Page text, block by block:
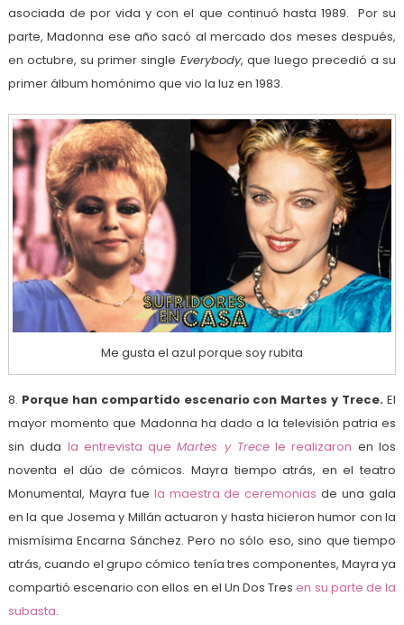
asociada de por vida y con el que continuó hasta 1989. Por su
parte, Madonna ese año sacó al mercado dos meses después,
en octubre, su primer single Everybody, que luego precedió a su
primer álbum homónimo que vio la luz en 1983.
Me gusta el azul porque soy rubita
8. Porque han compartido escenario con Martes y Trece. El
mayor momento que Madonna ha dado a la televisión patria es
sin duda la entrevista queMartes y Trecele realizaron en los
noventa el dúo de cómicos. Mayra tiempo atrás, en el teatro
Monumental, Mayra fue la maestra de ceremonias de una gala
en la que Josema y Millán actuaron y hasta hicieron humor con la
mismísima Encarna Sánchez. Pero no sólo eso, sino que tiempo
atrás, cuando el grupo cómico tenía tres componentes, Mayra ya
compartió escenario con ellos en el Un Dos Tresen su parte de la
subasta.